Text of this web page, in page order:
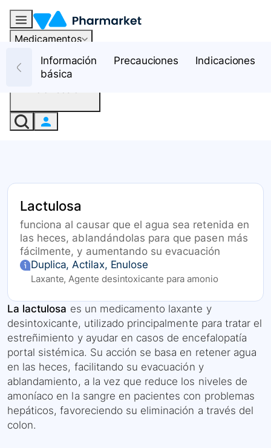
Medicamentos
RecursosInformación
básica
Precauciones Indicaciones
Lactulosa
funciona al causar que el agua sea retenida en
las heces, ablandándolas para que pasen más
fácilmente, y aumentando su evacuación
Duplica, Actilax, Enulose
Laxante, Agente desintoxicante para amonio
La lactulosa es un medicamento laxante y
desintoxicante, utilizado principalmente para tratar el
estreñimiento y ayudar en casos de encefalopatía
portal sistémica. Su acción se basa en retener agua
en las heces, facilitando su evacuación y
ablandamiento, a la vez que reduce los niveles de
amoníaco en la sangre en pacientes con problemas
hepáticos, favoreciendo su eliminación a través del
colon.